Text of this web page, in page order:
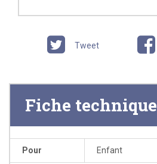
Tweet
Fiche technique
Pour Enfant